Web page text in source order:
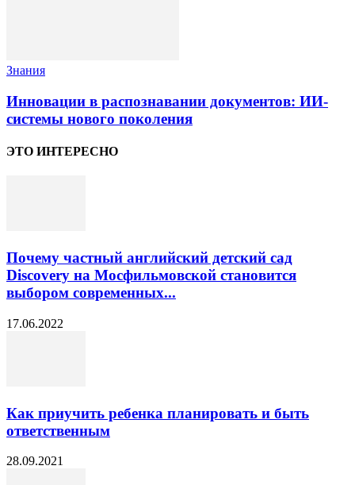
Знания
Инновации в распознавании документов: ИИ-
системы нового поколения
ЭТО ИНТЕРЕСНО
Почему частный английский детский сад
Discovery на Мосфильмовской становится
выбором современных...
17.06.2022
Как приучить ребенка планировать и быть
ответственным
28.09.2021